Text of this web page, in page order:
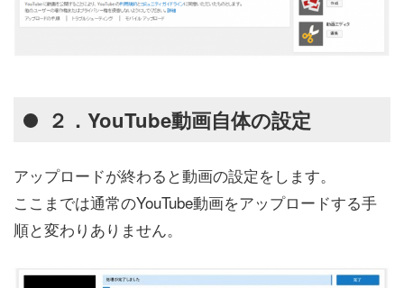
２．YouTube動画自体の設定
アップロードが終わると動画の設定をします。
ここまでは通常のYouTube動画をアップロードする手
順と変わりありません。